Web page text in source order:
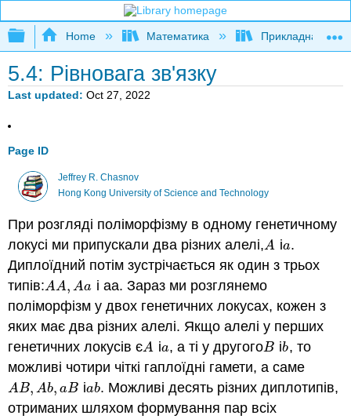
Expand/collapse global hierarchy
Home Математика Прикладна
5.4: Рівновага зв'язку
Last updated Oct 27, 2022
Page ID
Jeffrey R. Chasnov
Hong Kong University of Science and Technology
При розгляді поліморфізму в одному генетичному
локусі ми припускали два різних алелі,A
A іa
a.
Диплоїдний потім зустрічається як один з трьох
типів:AA, Aa
AA,Aa
і аа. Зараз ми розглянемо
поліморфізм у двох генетичних локусах, кожен з
яких має два різних алелі. Якщо алелі у перших
генетичних локусів єA
A іa
a, а ті у другогоB
B іb
b, то
можливі чотири чіткі гаплоїдні гамети, а саме
AB, Ab, aB
AB,Ab,aB іab
ab. Можливі десять різних диплотипів,
отриманих шляхом формування пар всіх